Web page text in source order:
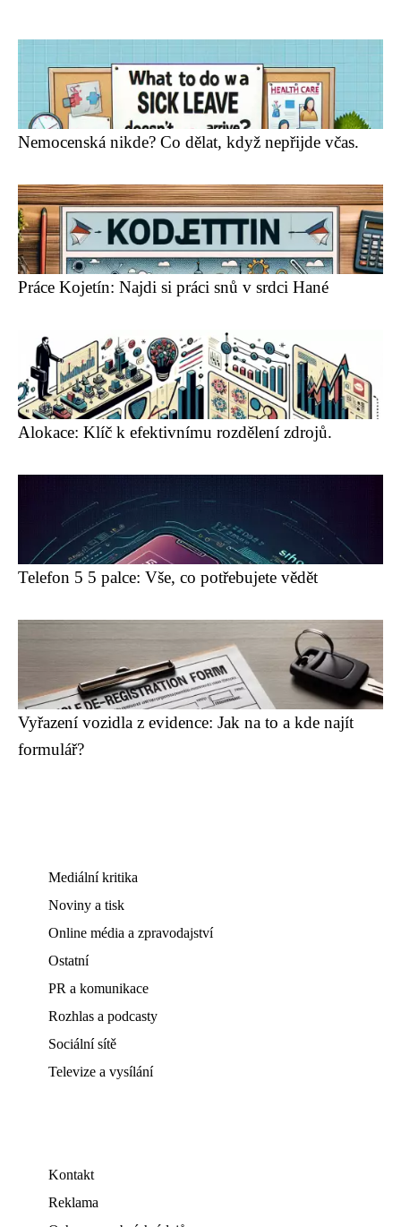
Nemocenská nikde? Co dělat, když nepřijde včas.
Práce Kojetín: Najdi si práci snů v srdci Hané
Alokace: Klíč k efektivnímu rozdělení zdrojů.
Telefon 5 5 palce: Vše, co potřebujete vědět
Vyřazení vozidla z evidence: Jak na to a kde najít
formulář?
Mediální kritika
Noviny a tisk
Online média a zpravodajství
Ostatní
PR a komunikace
Rozhlas a podcasty
Sociální sítě
Televize a vysílání
Kontakt
Reklama